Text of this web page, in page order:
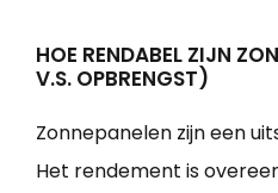
HOE RENDABEL ZIJN
V.S. OPBRENGST)
Zonnepanelen zijn een
Het rendement is